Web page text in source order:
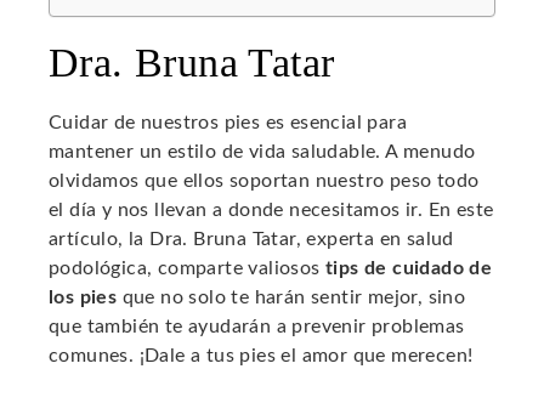
Dra. Bruna Tatar
Cuidar de nuestros pies es esencial para
mantener un estilo de vida saludable. A menudo
olvidamos que ellos soportan nuestro peso todo
el día y nos llevan a donde necesitamos ir. En este
artículo, la Dra. Bruna Tatar, experta en salud
podológica, comparte valiosos tips de cuidado de
los pies que no solo te harán sentir mejor, sino
que también te ayudarán a prevenir problemas
comunes. ¡Dale a tus pies el amor que merecen!